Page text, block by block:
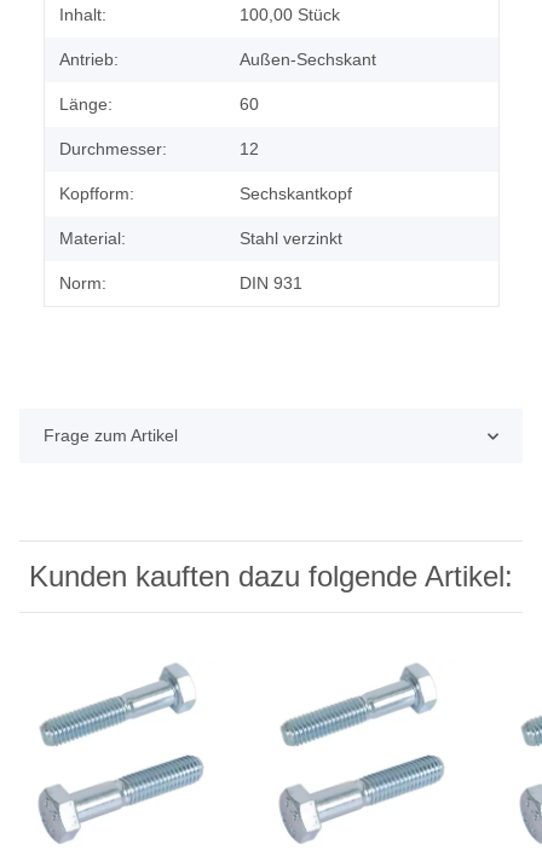
Produkteigenschaft
Wert
Inhalt: 100,00 Stück
Antrieb: Außen-Sechskant
Länge: 60
Durchmesser: 12
Kopfform: Sechskantkopf
Material: Stahl verzinkt
Norm: DIN 931
Frage zum Artikel
Kunden kauften dazu folgende Artikel: